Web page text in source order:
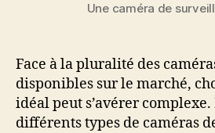
Une caméra de
Face à la pluralité des
disponibles sur le marché,
idéal peut s’avérer
différents types de caméras